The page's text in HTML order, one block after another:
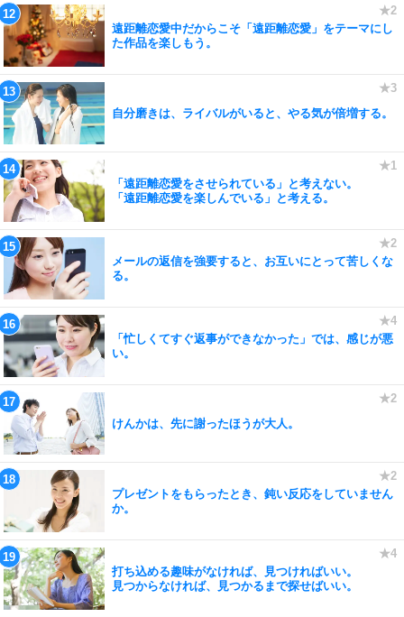
遠距離恋愛中だからこそ「遠距離恋愛」をテーマにし
た作品を楽しもう。
自分磨きは、ライバルがいると、やる気が倍増する。
「遠距離恋愛をさせられている」と考えない。
「遠距離恋愛を楽しんでいる」と考える。
メールの返信を強要すると、お互いにとって苦しくな
る。
「忙しくてすぐ返事ができなかった」では、感じが悪
い。
けんかは、先に謝ったほうが大人。
プレゼントをもらったとき、鈍い反応をしていません
か。
打ち込める趣味がなければ、見つければいい。
見つからなければ、見つかるまで探せばいい。